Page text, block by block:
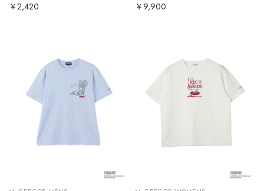
￥2,420 ￥9,900